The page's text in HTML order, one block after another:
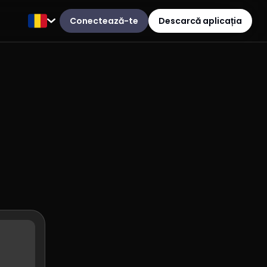
Conectează-te Descarcă aplicația